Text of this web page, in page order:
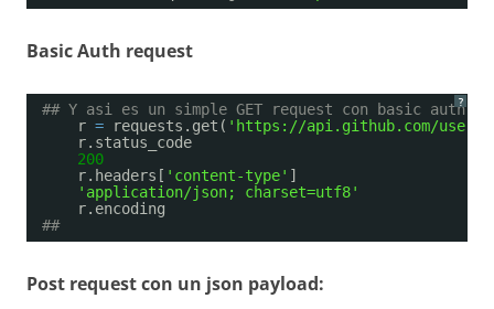
Basic Auth request
?
## Y asi es un simple GET request con basic auth
r = requests.get( 'https://api.github.com/user'
r.status_code
200
r.headers[ 'content-type' ]
'application/json; charset=utf8'
r.encoding
##
Post request con un json payload: